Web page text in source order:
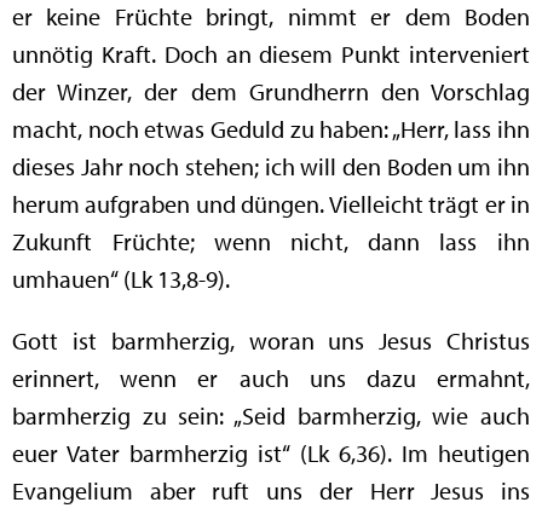
er keine Früchte bringt, nimmt er dem Boden
unnötig Kraft. Doch an diesem Punkt interveniert
der Winzer, der dem Grundherrn den Vorschlag
macht, noch etwas Geduld zu haben: „Herr, lass ihn
dieses Jahr noch stehen; ich will den Boden um ihn
herum aufgraben und düngen. Vielleicht trägt er in
Zukunft Früchte; wenn nicht, dann lass ihn
umhauen“ (Lk 13,8-9).
Gott ist barmherzig, woran uns Jesus Christus
erinnert, wenn er auch uns dazu ermahnt,
barmherzig zu sein: „Seid barmherzig, wie auch
euer Vater barmherzig ist“ (Lk 6,36). Im heutigen
Evangelium aber ruft uns der Herr Jesus ins